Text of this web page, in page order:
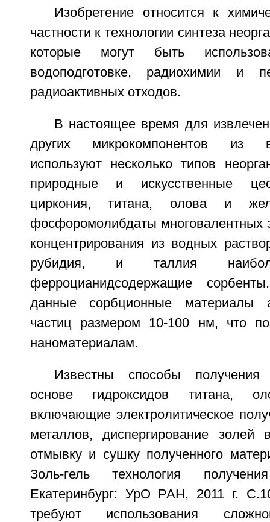
Изобретение относится к
частности к технологии синтеза
которые могут быть
водоподготовке, радиохимии и
радиоактивных отходов.
В настоящее время для
других микрокомпонентов из
используют несколько типов
природные и искусственные
циркония, титана, олова и
фосфоромолибдаты многовалентных
концентрирования из водных
рубидия, и таллия
ферроцианидсодержащие
данные сорбционные материалы
частиц размером 10-100 нм, что
наноматериалам.
Известны способы получения
основе гидроксидов титана,
включающие электролитическое
металлов, диспергирование золей
отмывку и сушку полученного
Золь-гель технология
Екатеринбург: УрО РАН, 2011 г.
требуют использования